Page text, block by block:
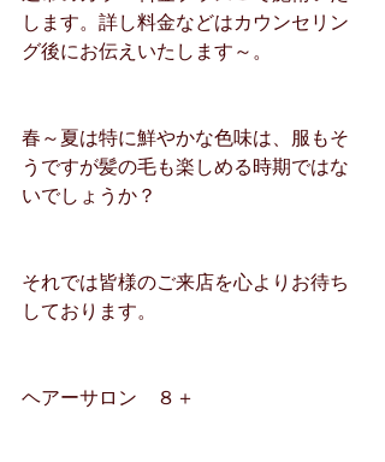
します。詳し料金などはカウンセリン
グ後にお伝えいたします～。
春～夏は特に鮮やかな色味は、服もそ
うですが髪の毛も楽しめる時期ではな
いでしょうか？
それでは皆様のご来店を心よりお待ち
しております。
ヘアーサロン　８＋